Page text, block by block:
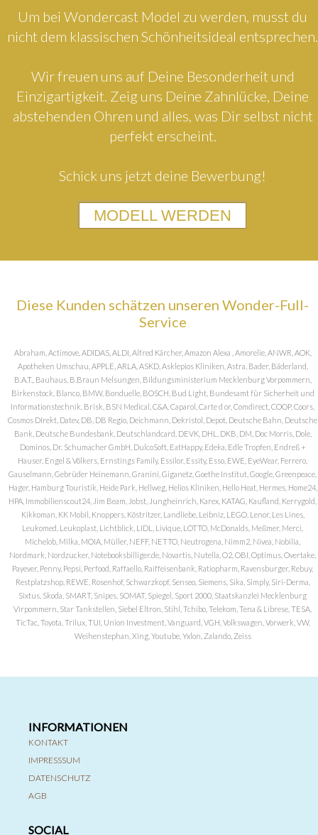
Um bei Wondercast Model zu werden, musst du
nicht dem klassischen Schönheitsideal entsprechen.
Wir freuen uns auf Deine Besonderheit und
Einzigartigkeit. Zeig uns Deine Zahnlücke, Deine
abstehenden Ohren und alles, was Dir selbst nicht
perfekt erscheint.
Schick uns jetzt deine Bewerbung!
MODELL WERDEN
Diese Kunden schätzen unseren Wonder-Full-
Service
Abraham, Actimove, ADIDAS, ALDI, Alfred Kärcher, Amazon Alexa , Amorelie, ANWR, AOK,
Apotheken Umschau, APPLE, ARLA, ASKD, Asklepios Kliniken, Astra, Bader, Bäderland,
B.A.T., Bauhaus, B.Braun Melsungen, Bildungsministerium Mecklenburg Vorpommern,
Birkenstock, Blanco, BMW, Bonduelle, BOSCH, Bud Light, Bundesamt für Sicherheit und
Informationstechnik, Brisk, BSN Medical, C&A, Caparol, Carte d or, Comdirect, COOP, Coors,
Cosmos DIrekt, Datev, DB, DB Regio, Deichmann, Dekristol, Depot, Deutsche Bahn, Deutsche
Bank, Deutsche Bundesbank, Deutschlandcard, DEVK, DHL, DKB, DM, Doc Morris, Dole,
Dominos, Dr. Schumacher GmbH, DulcoSoft, EatHappy, Edeka, Edle Tropfen, Endreß +
Hauser, Engel & Völkers, Ernstings Family, Essilor, Essity, Esso, EWE, EyeWear, Ferrero,
Gauselmann, Gebrüder Heinemann, Granini, Giganetz, Goethe Institut, Google, Greenpeace,
Hager, Hamburg Touristik, Heide Park, Hellweg, Helios Kliniken, Hello Heat, Hermes, Home24,
HPA, Immobilienscout24, Jim Beam, Jobst, Jungheinrich, Karex, KATAG, Kaufland, Kerrygold,
Kikkoman, KK Mobil, Knoppers, Köstritzer, Landliebe, Leibniz, LEGO, Lenor, Les Lines,
Leukomed, Leukoplast, Lichtblick, LIDL, Livique, LOTTO, McDonalds, Meßmer, Merci,
Michelob, Milka, MOIA, Müller, NEFF, NETTO, Neutrogena, Nimm2, Nivea, Nobilia,
Nordmark, Nordzucker, Notebooksbilliger.de, Novartis, Nutella, O2, OBI, Optimus, Overtake,
Payever, Penny, Pepsi, Perfood, Raffaello, Raiffeisenbank, Ratiopharm, Ravensburger, Rebuy,
Restplatzshop, REWE, Rosenhof, Schwarzkopf, Senseo, Siemens, Sika, Simply, Siri-Derma,
Sixtus, Skoda, SMART, Snipes, SOMAT, Spiegel, Sport 2000, Staatskanzlei Mecklenburg
Virpommern, Star Tankstellen, Siebel Eltron, Stihl, Tchibo, Telekom, Tena & Librese, TESA,
TicTac, Toyota, Trilux, TUI, Union Investment, Vanguard, VGH, Volkswagen, Vorwerk, VW,
Weihenstephan, Xing, Youtube, Yxlon, Zalando, Zeiss
INFORMATIONEN
KONTAKT
IMPRESSSUM
DATENSCHUTZ
AGB
SOCIAL